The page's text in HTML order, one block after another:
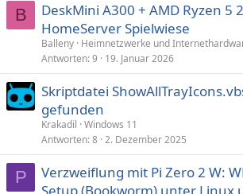
B
DeskMini A300 + AMD Ryzen 5
HomeServer Spielwiese
Balleny Heimnetzwerke und
Antworten 9 19. Januar 2026
Skriptdatei
gefunden
Krakadil Windows 11
Antworten 8 2. Dezember 2025
P
Verzweiflung mit Pi Zero 2 W: